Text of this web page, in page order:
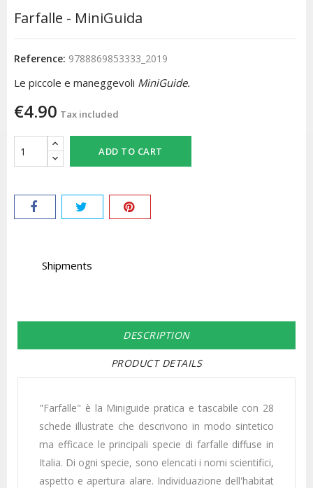
Farfalle - MiniGuida
Reference: 9788869853333_2019
Le piccole e maneggevoli MiniGuide.
€4.90 Tax included
ADD TO CART
Shipments
DESCRIPTION
PRODUCT DETAILS
"Farfalle" è la Miniguide pratica e tascabile con 28
schede illustrate che descrivono in modo sintetico
ma efficace le principali specie di farfalle diffuse in
Italia. Di ogni specie, sono elencati i nomi scientifici,
aspetto e apertura alare. Individuazione dell'habitat